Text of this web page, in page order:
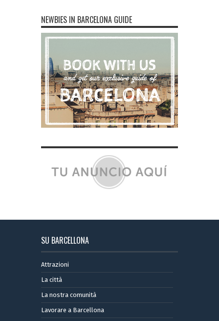
NEWBIES IN BARCELONA GUIDE
SU BARCELLONA
Attrazioni
La città
La nostra comunità
Lavorare a Barcellona